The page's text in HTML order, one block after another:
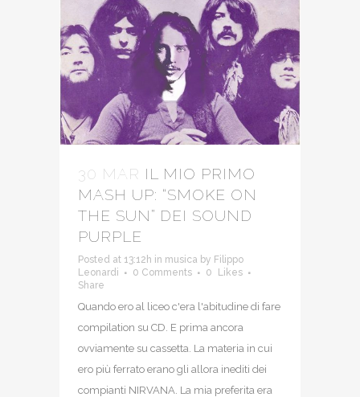
30 MAR IL MIO PRIMO
MASH UP: “SMOKE ON
THE SUN” DEI SOUND
PURPLE
Posted at 13:12h in musica by Filippo
Leonardi
0 Comments 0
Likes
Share
Quando ero al liceo c'era l'abitudine di fare
compilation su CD. E prima ancora
ovviamente su cassetta. La materia in cui
ero più ferrato erano gli allora inediti dei
compianti NIRVANA. La mia preferita era